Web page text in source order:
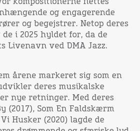
og engagerende
og begejstrer. Netop deres
i 2025 hyldet for, da de
Livenavn ved DMA Jazz.
årene markeret sig som en
deres musikalske
nye retninger. Med deres
(2017), Som En Faldskærm
Husker (2020) lagde de